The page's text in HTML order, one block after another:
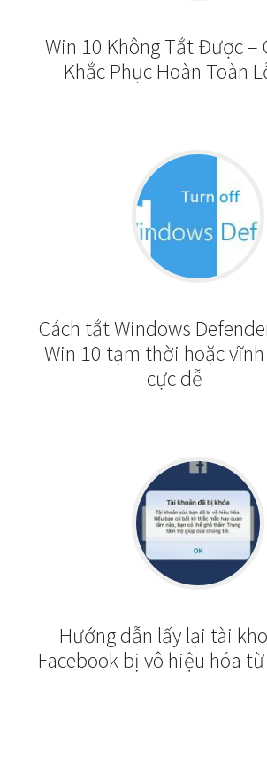
Win 10 Không Tắt Được –
Khắc Phục Hoàn Toàn
Cách tắt Windows
Win 10 tạm thời hoặc
cực dễ
Hướng dẫn lấy lại tài
Facebook bị vô hiệu hóa từ